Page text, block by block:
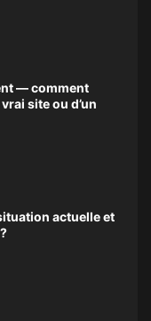
— comment
site ou d’un
actuelle et